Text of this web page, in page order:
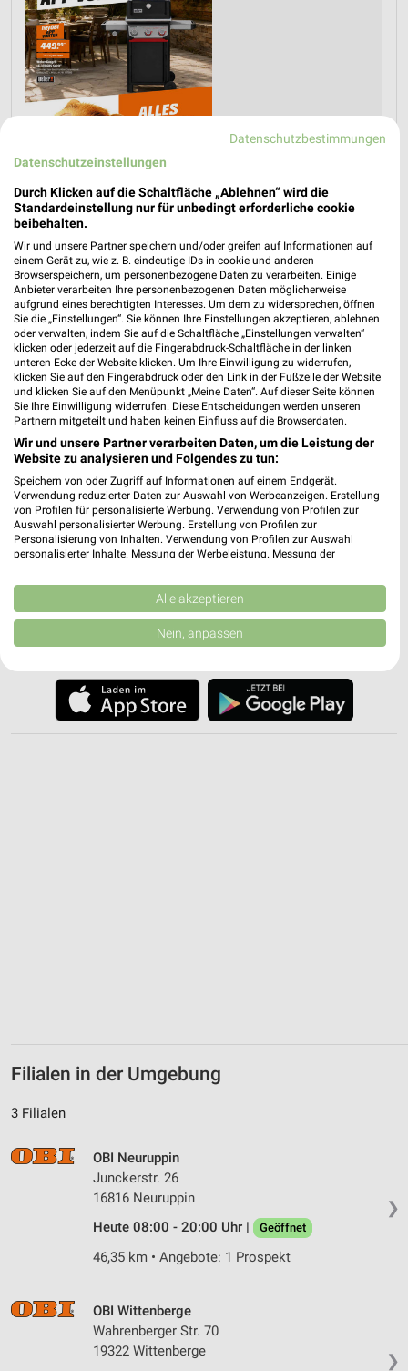
MEHR PROSPEKTE
weekli - Prospekte & Angebote App
Alle OBI Angebote immer griffbereit – mit der kostenlosen
weekli App für iOS & Android.
✔Standortgenaue Angebote
✔Folge deinem Lieblingshändler
Einkaufsliste - Einkauf stressfrei planen
JETZT LADEN UND SPAREN!
Filialen in der Umgebung
3 Filialen
❯
OBI Neuruppin
Junckerstr. 26
16816 Neuruppin
Heute 08:00 - 20:00 Uhr |
Geöffnet
46,35 km • Angebote: 1 Prospekt
❯
OBI Wittenberge
Wahrenberger Str. 70
19322 Wittenberge
Datenschutzbestimmungen
Datenschutzeinstellungen
Durch Klicken auf die Schaltfläche „Ablehnen“ wird die
Standardeinstellung nur für unbedingt erforderliche cookie
beibehalten.
Wir und unsere Partner speichern und/oder greifen auf Informationen auf
einem Gerät zu, wie z. B. eindeutige IDs in cookie und anderen
Browserspeichern, um personenbezogene Daten zu verarbeiten. Einige
Anbieter verarbeiten Ihre personenbezogenen Daten möglicherweise
aufgrund eines berechtigten Interesses. Um dem zu widersprechen, öffnen
Sie die „Einstellungen“. Sie können Ihre Einstellungen akzeptieren, ablehnen
oder verwalten, indem Sie auf die Schaltfläche „Einstellungen verwalten“
klicken oder jederzeit auf die Fingerabdruck-Schaltfläche in der linken
unteren Ecke der Website klicken. Um Ihre Einwilligung zu widerrufen,
klicken Sie auf den Fingerabdruck oder den Link in der Fußzeile der Website
und klicken Sie auf den Menüpunkt „Meine Daten“. Auf dieser Seite können
Sie Ihre Einwilligung widerrufen. Diese Entscheidungen werden unseren
Partnern mitgeteilt und haben keinen Einfluss auf die Browserdaten.
Wir und unsere Partner verarbeiten Daten, um die Leistung der
Website zu analysieren und Folgendes zu tun:
Speichern von oder Zugriff auf Informationen auf einem Endgerät.
Verwendung reduzierter Daten zur Auswahl von Werbeanzeigen. Erstellung
von Profilen für personalisierte Werbung. Verwendung von Profilen zur
Auswahl personalisierter Werbung. Erstellung von Profilen zur
Personalisierung von Inhalten. Verwendung von Profilen zur Auswahl
personalisierter Inhalte. Messung der Werbeleistung. Messung der
Kombinationen von Daten aus verschiedenen Quellen. Entwicklung und
Verbesserung der Angebote. Verwendung reduzierter Daten zur Auswahl
von Inhalten.
Daten können außerhalb der Europäischen Union weitergegeben und in die
Website/App.
Partnerliste anzeigen (1 IAB-Anbieter)
Wir nutzen Ihre Daten für folgende Zwecke:
Messung der Werbeleistung
Analyse von Zielgruppen durch Statistiken oder
Kombinationen von Daten aus verschiedenen
Entwicklung und Verbesserung der Angebote
IAB-Besonderheiten:
Verwendung genauer Standortdaten
Alle akzeptieren
Nein, anpassen